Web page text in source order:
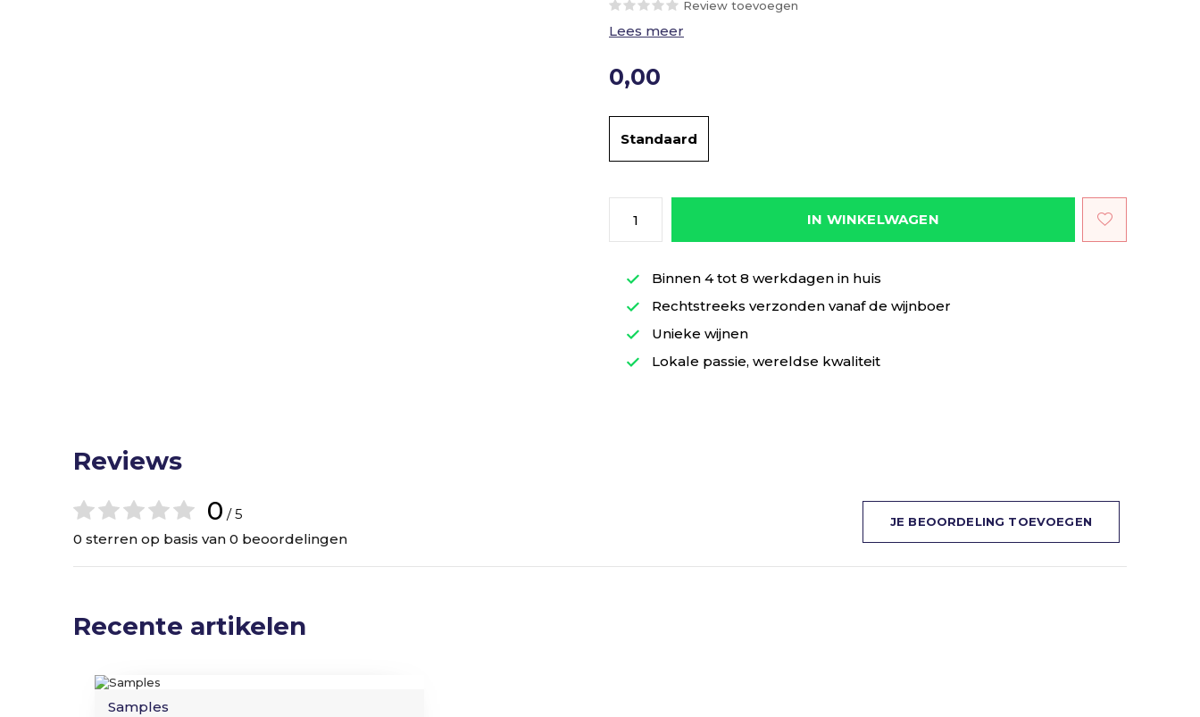
Review toevoegen
Lees meer
0,00
Standaard
IN WINKELWAGEN
Binnen 4 tot 8 werkdagen in huis
Rechtstreeks verzonden vanaf de wijnboer
Unieke wijnen
Lokale passie, wereldse kwaliteit
Reviews
0 / 5
0 sterren op basis van 0 beoordelingen
JE BEOORDELING TOEVOEGEN
Recente artikelen
Samples